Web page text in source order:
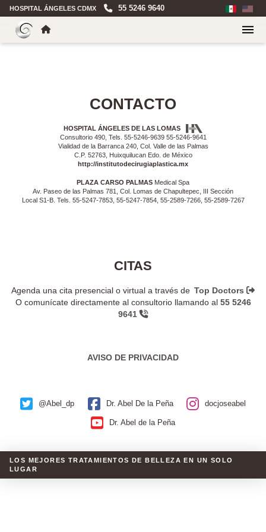
HOSPITAL ÁNGELES CDMX 55 5246 9640
CONTACTO
HOSPITAL ÁNGELES DE LAS LOMAS
Consultorio 490, Tels. 55-5246-9639 55-5246-9641
Vialidad de la Barranca 240, Col. Valle de las Palmas
C.P. 52763, Huixquilucan Edo. de México
http://institutodecirugiaplastica.mx
PLAZA CARSO PALMAS Medical Spa
Av. Paseo de las Palmas 781, Col. Lomas de Chapultepec, III Sección
Local S1-B. Tels. 55-5247-7853, 55-5247-7854, 55-2589-7266, 55-2589-7267
CITAS
Agenda una cita presencial o virtual a través de Top Doctors
O comunícate directamente al consultorio llamando al 55 5246
9641
AVISO DE PRIVACIDAD
@Abel_dp Dr. Abel De la Peña docjoseabel
Dr. Abel de la Peña
LOS MEJORES TRATAMIENTOS DE BELLEZA EN UN SOLO
LUGAR